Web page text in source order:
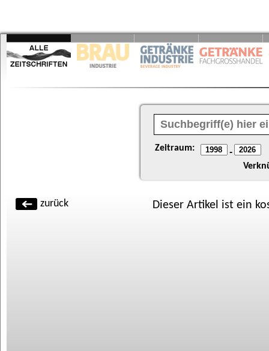
Zeitraum: -
zurück Dieser Artikel ist ein